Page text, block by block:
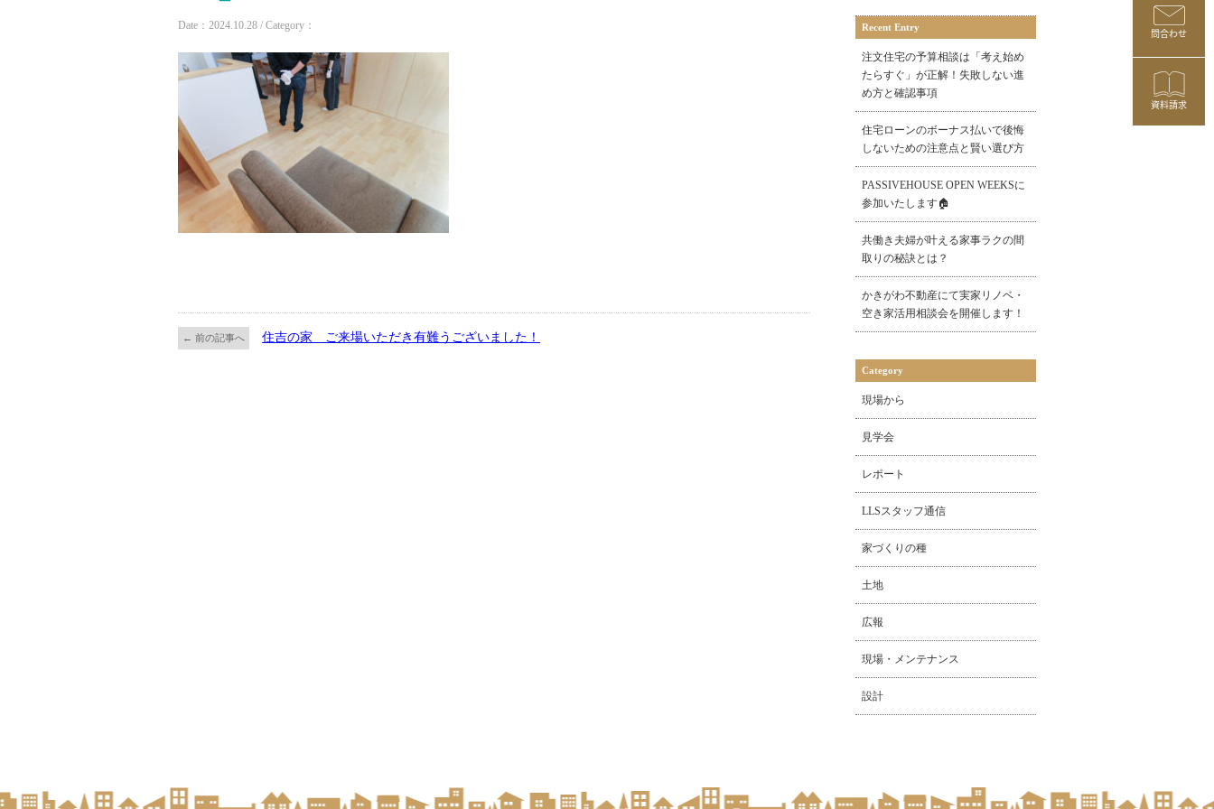
問合わせ
資料請求
Date：2024.10.28 / Category：
← 前の記事へ 住吉の家 ご来場いただき有難うございました！
Recent Entry
注文住宅の予算相談は「考え始め
たらすぐ」が正解！失敗しない進
め方と確認事項
住宅ローンのボーナス払いで後悔
しないための注意点と賢い選び方
PASSIVEHOUSE OPEN WEEKSに
参加いたします🏠
共働き夫婦が叶える家事ラクの間
取りの秘訣とは？
かきがわ不動産にて実家リノベ・
空き家活用相談会を開催します！
Category
現場から
見学会
レポート
LLSスタッフ通信
家づくりの種
土地
広報
現場・メンテナンス
設計